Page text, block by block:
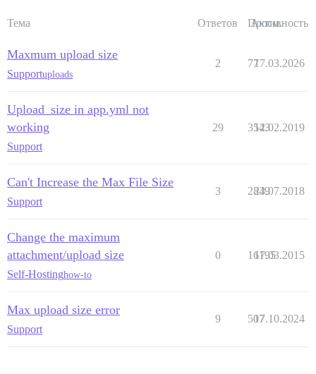
Тема Ответов Просм.
Активность
Maxmum upload size
Supportuploads
2 7717.03.2026
Upload_size in app.yml not
working
Support
29 3543
12.02.2019
Can't Increase the Max File Size
Support
3 2849
23.07.2018
Change the maximum
attachment/upload size
Self-Hostinghow-to
0 16195
17.03.2015
Max upload size error
Support
9 507
17.10.2024